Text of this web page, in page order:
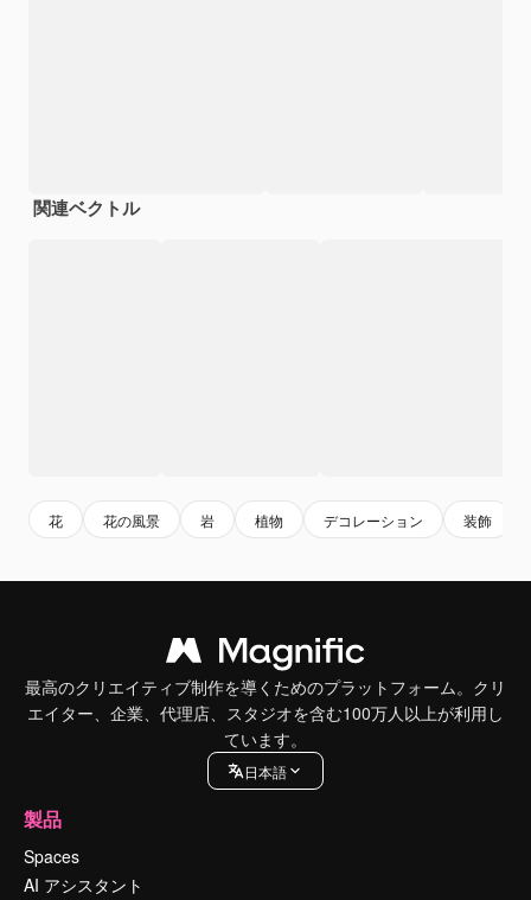
関連ベクトル
花 花の風景 岩 植物 デコレーション 装飾
最高のクリエイティブ制作を導くためのプラットフォーム。クリ
エイター、企業、代理店、スタジオを含む100万人以上が利用し
ています。
日本語
製品
Spaces
AI アシスタント